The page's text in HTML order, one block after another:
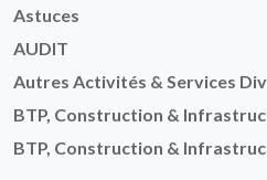
Astuces
AUDIT
Autres Activités & Services
BTP, Construction &
BTP, Construction &